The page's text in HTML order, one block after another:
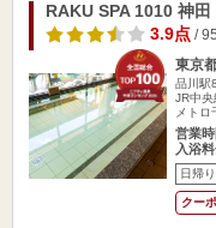
RAKU SPA 1010 神田
3.9点/
東京
品川駅
JR中
メトロ
営業
入浴
日帰り
クー